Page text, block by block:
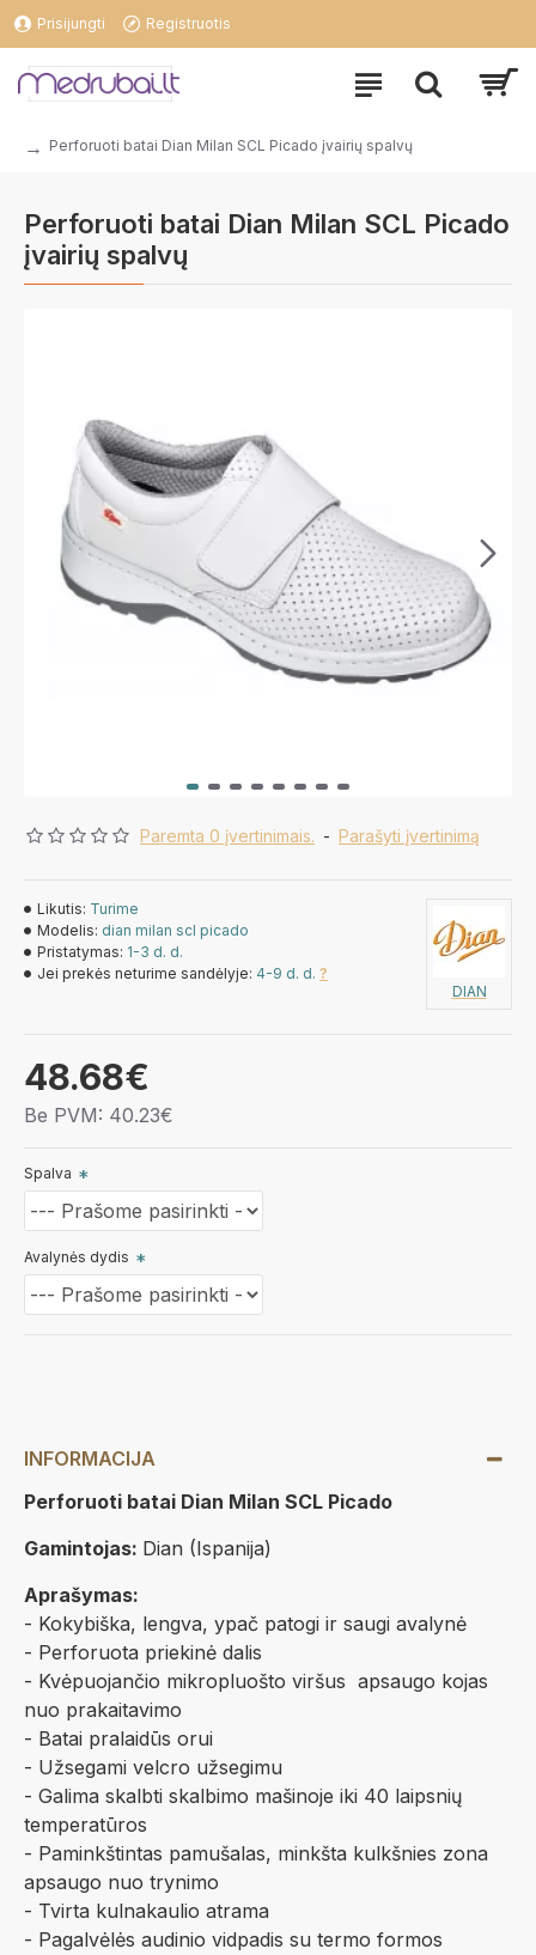
Prisijungti Registruotis
Perforuoti batai Dian Milan SCL Picado įvairių spalvų
Perforuoti batai Dian Milan SCL Picado
įvairių spalvų
Paremta 0 įvertinimais. - Parašyti įvertinimą
48.68€
Be PVM: 40.23€
Likutis: Turime
Modelis: dian milan scl picado
Pristatymas: 1-3 d. d.
Jei prekės neturime sandėlyje: 4-9 d. d. ?
DIAN
Spalva
Avalynės dydis
INFORMACIJA
Perforuoti batai Dian Milan SCL Picado
Gamintojas: Dian (Ispanija)
Aprašymas:
- Kokybiška, lengva, ypač patogi ir saugi avalynė
- Perforuota priekinė dalis
- Kvėpuojančio mikropluošto viršus apsaugo kojas
nuo prakaitavimo
- Batai pralaidūs orui
- Užsegami velcro užsegimu
- Galima skalbti skalbimo mašinoje iki 40 laipsnių
temperatūros
- Paminkštintas pamušalas, minkšta kulkšnies zona
apsaugo nuo trynimo
- Tvirta kulnakaulio atrama
- Pagalvėlės audinio vidpadis su termo formos